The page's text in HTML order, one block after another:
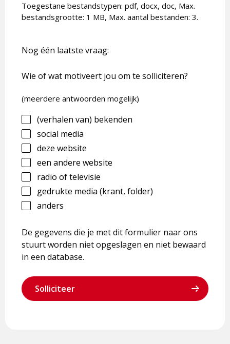
Toegestane bestandstypen: pdf, docx, doc, Max.
bestandsgrootte: 1 MB, Max. aantal bestanden: 3.
Nog één laatste vraag:
Wie of wat motiveert jou om te solliciteren?
(meerdere antwoorden mogelijk)
(verhalen van) bekenden
social media
deze website
een andere website
radio of televisie
gedrukte media (krant, folder)
anders
De gegevens die je met dit formulier naar ons
stuurt worden niet opgeslagen en niet bewaard
in een database.